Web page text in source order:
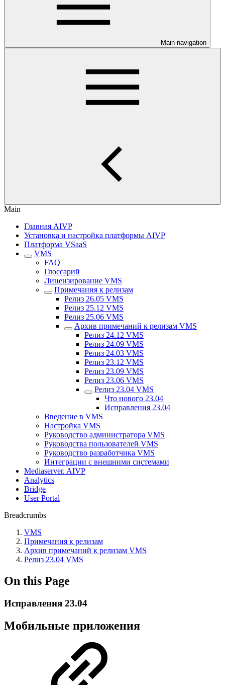
Main navigation
Main
Главная AIVP
Установка и настройка платформы AIVP
Платформа VSaaS
VMS
FAQ
Глоссарий
Лицензирование VMS
Примечания к релизам
Релиз 26.05 VMS
Релиз 25.12 VMS
Релиз 25.06 VMS
Архив примечаний к релизам VMS
Рeлиз 24.12 VMS
Релиз 24.09 VMS
Релиз 24.03 VMS
Релиз 23.12 VMS
Релиз 23.09 VMS
Релиз 23.06 VMS
Релиз 23.04 VMS
Что нового 23.04
Исправления 23.04
Введение в VMS
Настройка VMS
Руководство администратора VMS
Руководства пользователей VMS
Руководство разработчика VMS
Интеграции с внешними системами
Mediaserver. AIVP
Analytics
Bridge
User Portal
Breadcrumbs
VMS
Примечания к релизам
Архив примечаний к релизам VMS
Релиз 23.04 VMS
On this Page
Исправления 23.04
Мобильные приложения